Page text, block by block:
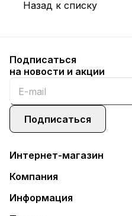
Назад к списку
Подписаться
на новости и акции
Подписаться
Интернет-магазин
Компания
Информация